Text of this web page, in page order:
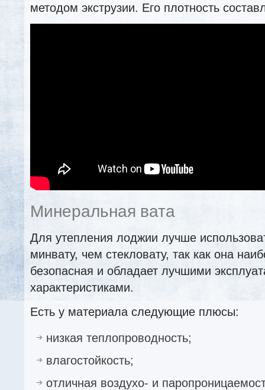
методом экструзии. Его плотность
Минеральная вата
Для утепления лоджии лучше
минвату, чем стекловату, так как она
безопасная и обладает лучшими
характеристиками.
Есть у материала следующие плюсы:
низкая теплопроводность;
влагостойкость;
отличная воздухо- и